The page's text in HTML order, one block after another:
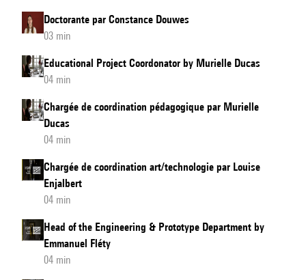
Doctorante par Constance Douwes
03 min
Educational Project Coordonator by Murielle Ducas
04 min
Chargée de coordination pédagogique par Murielle
Ducas
04 min
Chargée de coordination art/technologie par Louise
Enjalbert
04 min
Head of the Engineering & Prototype Department by
Emmanuel Fléty
04 min